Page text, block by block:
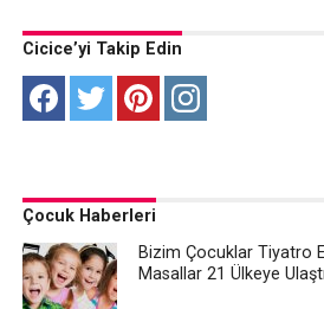
Cicice’yi Takip Edin
Çocuk Haberleri
Bizim Çocuklar Tiyatro
Masallar 21 Ülkeye Ulaştı